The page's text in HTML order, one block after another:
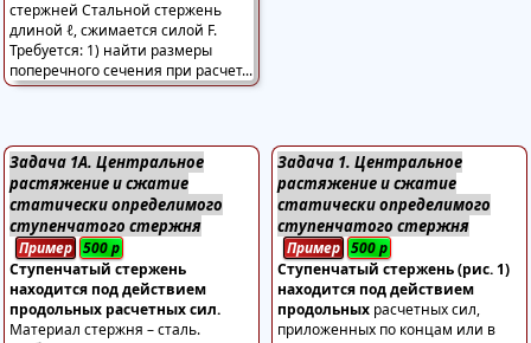
Задача 1А. Центральное
растяжение и сжатие
статически определимого
ступенчатого стержня
Пример 500р
Ступенчатый стержень
находится под действием
продольных расчетных сил.
Материал стержня – сталь.
Задача 1. Центральное
растяжение и сжатие
статически определимого
ступенчатого стержня
Пример 500р
Ступенчатый стержень (рис. 1)
находится под действием
продольных расчетных сил,
приложенных по концам или в